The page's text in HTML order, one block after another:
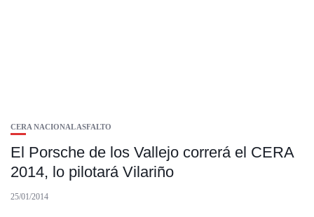
CERA NACIONAL ASFALTO
El Porsche de los Vallejo correrá el CERA
2014, lo pilotará Vilariño
25/01/2014